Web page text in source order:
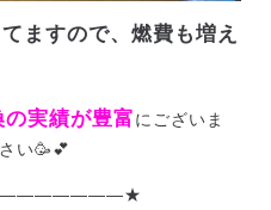
ますので、燃費も増え
実績が豊富にございま
い🥳💕